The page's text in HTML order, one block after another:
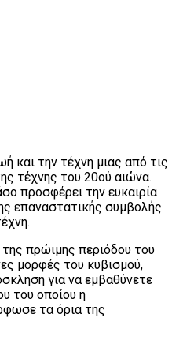
και την τέχνη μιας από τις
τέχνης του 20ού αιώνα.
προσφέρει την ευκαιρία
επαναστατικής συμβολής
πρώιμης περιόδου του
μορφές του κυβισμού,
για να εμβαθύνετε
του οποίου η
τα όρια της